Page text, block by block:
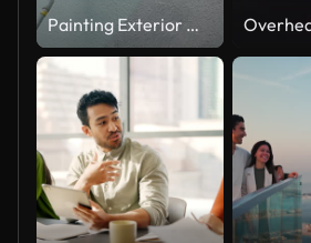
Painting Exterior Wall of New House